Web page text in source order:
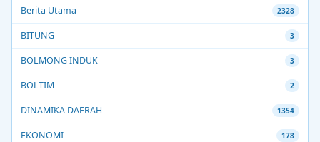
Berita Utama 2328
BITUNG 3
BOLMONG INDUK 3
BOLTIM 2
DINAMIKA DAERAH 1354
EKONOMI 178